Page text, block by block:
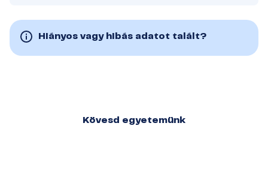
Hiányos vagy hibás adatot talált?
Kövesd egyetemünk